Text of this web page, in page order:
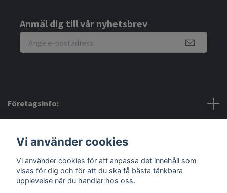
Anmäl dig till vår nyhetsbrev
Företagsinfo:
Sociala medier
Vi använder cookies
Vi använder cookies för att anpassa det innehåll som
visas för dig och för att du ska få bästa tänkbara
upplevelse när du handlar hos oss.